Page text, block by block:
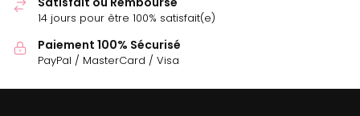
14 jours pour être 100% satisfait(e)
Paiement 100% Sécurisé
PayPal / MasterCard / Visa